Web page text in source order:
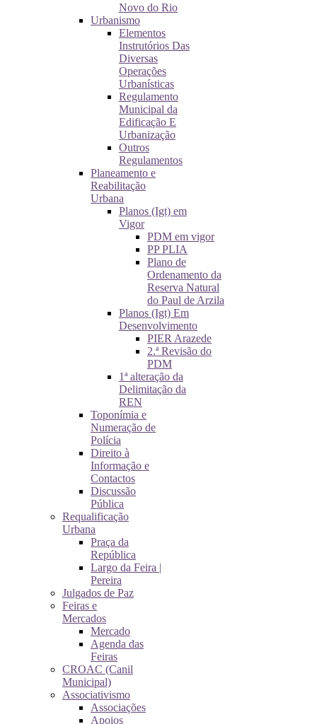
Novo do Rio
Urbanismo
Elementos
Instrutórios Das
Diversas
Operações
Urbanísticas
Regulamento
Municipal da
Edificação E
Urbanização
Outros
Regulamentos
Planeamento e
Reabilitação
Urbana
Planos (Igt) em
Vigor
PDM em vigor
PP PLIA
Plano de
Ordenamento da
Reserva Natural
do Paul de Arzila
Planos (Igt) Em
Desenvolvimento
PIER Arazede
2.ª Revisão do
PDM
1ª alteração da
Delimitação da
REN
Toponímia e
Numeração de
Polícia
Direito à
Informação e
Contactos
Discussão
Pública
Requalificação
Urbana
Praça da
República
Largo da Feira |
Pereira
Julgados de Paz
Feiras e
Mercados
Mercado
Agenda das
Feiras
CROAC (Canil
Municipal)
Associativismo
Associações
Apoios